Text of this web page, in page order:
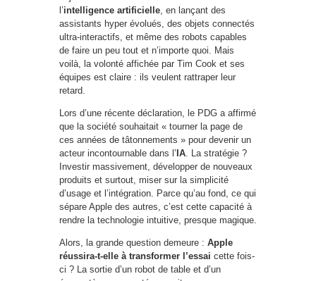
l’intelligence artificielle, en lançant des
assistants hyper évolués, des objets connectés
ultra-interactifs, et même des robots capables
de faire un peu tout et n’importe quoi. Mais
voilà, la volonté affichée par Tim Cook et ses
équipes est claire : ils veulent rattraper leur
retard.
Lors d’une récente déclaration, le PDG a affirmé
que la société souhaitait « tourner la page de
ces années de tâtonnements » pour devenir un
acteur incontournable dans l’ IA. La stratégie ?
Investir massivement, développer de nouveaux
produits et surtout, miser sur la simplicité
d’usage et l’intégration. Parce qu’au fond, ce qui
sépare Apple des autres, c’est cette capacité à
rendre la technologie intuitive, presque magique.
Alors, la grande question demeure : Apple
réussira-t-elle à transformer l’essai cette fois-
ci ? La sortie d’un robot de table et d’un